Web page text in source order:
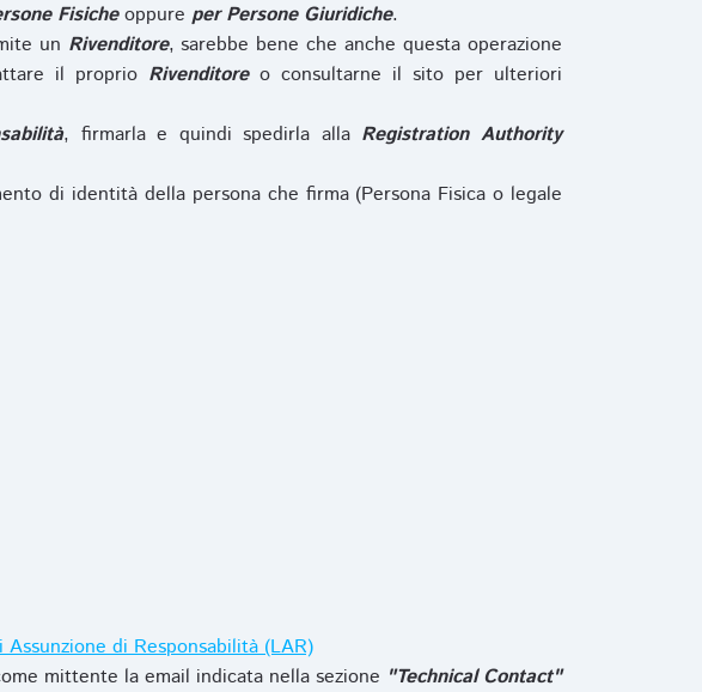
Fisicheoppure per Persone Giuridiche.
un Rivenditore, sarebbe bene che anche questa operazione
il proprio Rivenditoreo consultarne il sito per ulteriori
, firmarla e quindi spedirla alla Registration Authority
di identità della persona che firma (Persona Fisica o legale
di Responsabilità (LAR)
mittente la email indicata nella sezione "Technical Contact"